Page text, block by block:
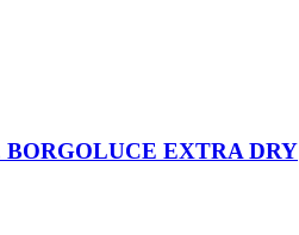
BORGOLUCE EXTRA DRY